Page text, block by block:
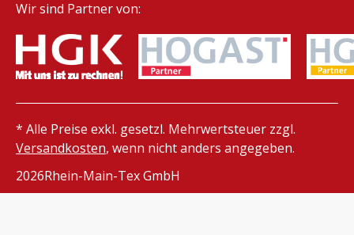
Wir sind Partner von:
* Alle Preise exkl. gesetzl. Mehrwertsteuer zzgl.
Versandkosten, wenn nicht anders angegeben.
2026Rhein-Main-Tex GmbH